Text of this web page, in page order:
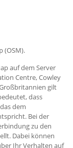
(OSM).
auf dem Server
Centre, Cowley
gilt
dass
dem
Bei der
zu den
Dabei können
Ihr Verhalten auf